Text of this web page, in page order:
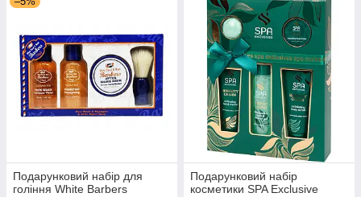
Подарунковий набір для
гоління White Barbers
Подарунковий набір
косметики SPA Exclusive